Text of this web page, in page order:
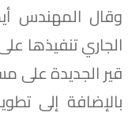
وقال المهندس
الجاري تنفيذها
بالإضافة إلى